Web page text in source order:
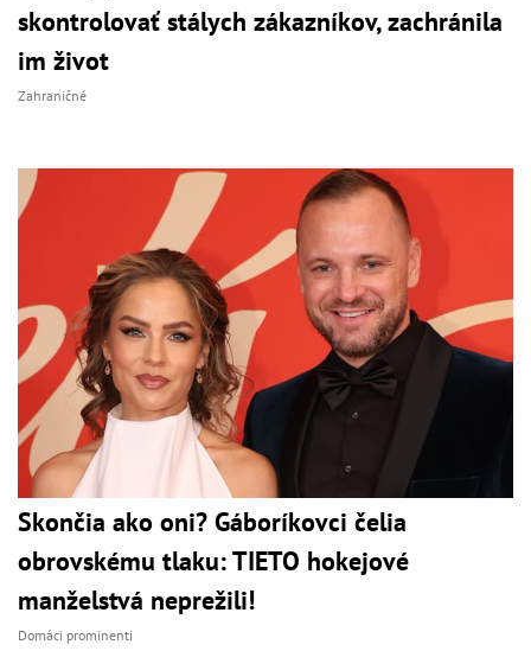
skontrolovať stálych zákazníkov, zachránila
im život
Zahraničné
Skončia ako oni? Gáboríkovci čelia
obrovskému tlaku: TIETO hokejové
manželstvá neprežili!
Domáci prominenti